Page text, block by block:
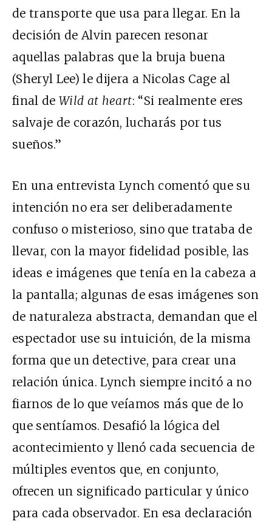
de transporte que usa para llegar. En la
decisión de Alvin parecen resonar
aquellas palabras que la bruja buena
(Sheryl Lee) le dijera a Nicolas Cage al
final deWild at heart: “Si realmente eres
salvaje de corazón, lucharás por tus
sueños.”
En una entrevista Lynch comentó que su
intención no era ser deliberadamente
confuso o misterioso, sino que trataba de
llevar, con la mayor fidelidad posible, las
ideas e imágenes que tenía en la cabeza a
la pantalla; algunas de esas imágenes son
de naturaleza abstracta, demandan que el
espectador use su intuición, de la misma
forma que un detective, para crear una
relación única. Lynch siempre incitó a no
fiarnos de lo que veíamos más que de lo
que sentíamos. Desafió la lógica del
acontecimiento y llenó cada secuencia de
múltiples eventos que, en conjunto,
ofrecen un significado particular y único
para cada observador. En esa declaración